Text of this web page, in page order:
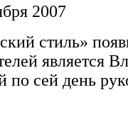
2007
стиль»
является
сей день